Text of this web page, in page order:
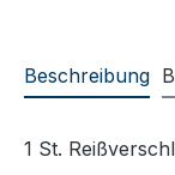
Beschreibung
1 St.